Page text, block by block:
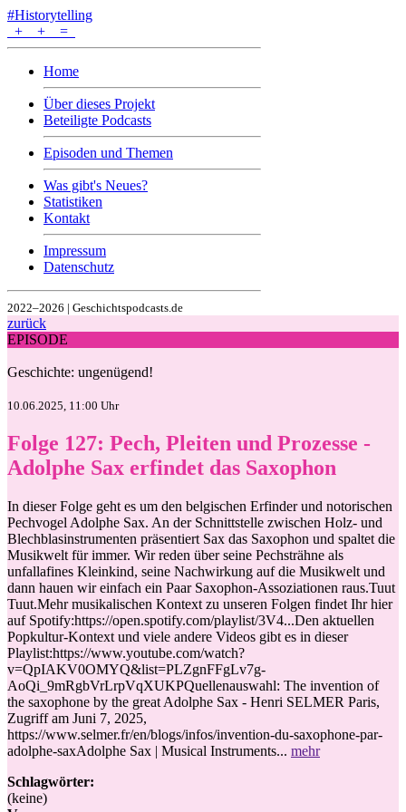
#Historytelling
+
+ =
Home
Über dieses Projekt
Beteiligte Podcasts
Episoden und Themen
Was gibt's Neues?
Statistiken
Kontakt
Impressum
Datenschutz
2022–2026 | Geschichtspodcasts.de
zurück
EPISODE
Geschichte: ungenügend!
10.06.2025, 11:00 Uhr
Folge 127: Pech, Pleiten und Prozesse -
Adolphe Sax erfindet das Saxophon
In dieser Folge geht es um den belgischen Erfinder und notorischen
Pechvogel Adolphe Sax. An der Schnittstelle zwischen Holz- und
Blechblasinstrumenten präsentiert Sax das Saxophon und spaltet die
Musikwelt für immer. Wir reden über seine Pechsträhne als
unfallafines Kleinkind, seine Nachwirkung auf die Musikwelt und
dann hauen wir einfach ein Paar Saxophon-Assoziationen raus.Tuut
Tuut.Mehr musikalischen Kontext zu unseren Folgen findet Ihr hier
auf Spotify:https://open.spotify.com/playlist/3V4...Den aktuellen
Popkultur-Kontext und viele andere Videos gibt es in dieser
Playlist:https://www.youtube.com/watch?
v=QpIAKV0OMYQ&list=PLZgnFFgLv7g-
AoQi_9mRgbVrLrpVqXUKPQuellenauswahl: The invention of
the saxophone by the great Adolphe Sax - Henri SELMER Paris,
Zugriff am Juni 7, 2025,
https://www.selmer.fr/en/blogs/infos/invention-du-saxophone-par-
adolphe-saxAdolphe Sax | Musical Instruments... mehr
Schlagwörter:
(keine)